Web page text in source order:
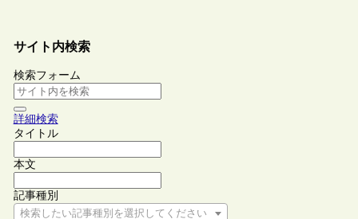
サイト内検索
検索フォーム
詳細検索
タイトル
本文
記事種別
検索したい記事種別を選択してください